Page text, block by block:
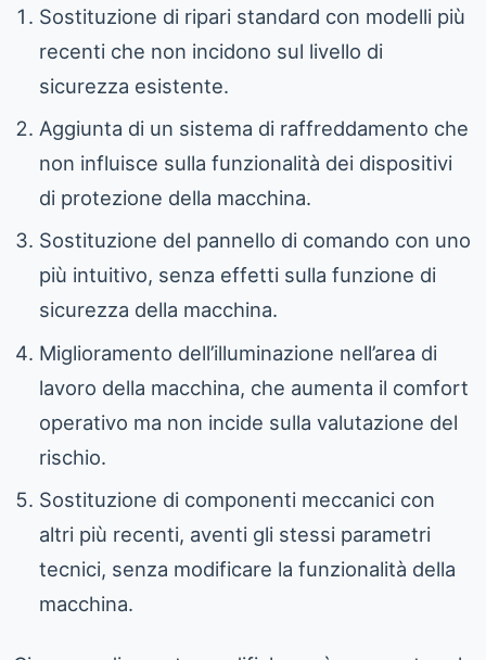
Sostituzione di ripari standard con modelli più
recenti che non incidono sul livello di
sicurezza esistente.
Aggiunta di un sistema di raffreddamento che
non influisce sulla funzionalità dei dispositivi
di protezione della macchina.
Sostituzione del pannello di comando con uno
più intuitivo, senza effetti sulla funzione di
sicurezza della macchina.
Miglioramento dell’illuminazione nell’area di
lavoro della macchina, che aumenta il comfort
operativo ma non incide sulla valutazione del
rischio.
Sostituzione di componenti meccanici con
altri più recenti, aventi gli stessi parametri
tecnici, senza modificare la funzionalità della
macchina.